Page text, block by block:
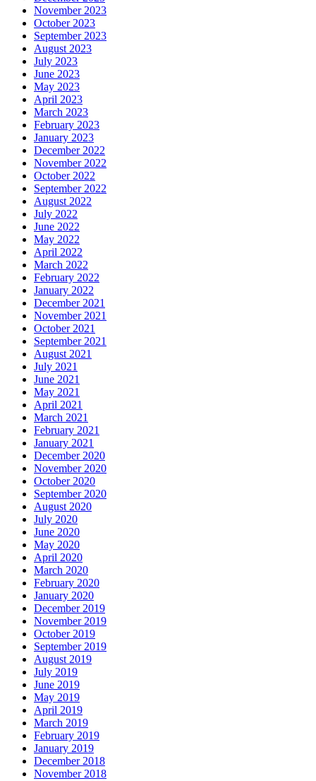
November 2023
October 2023
September 2023
August 2023
July 2023
June 2023
May 2023
April 2023
March 2023
February 2023
January 2023
December 2022
November 2022
October 2022
September 2022
August 2022
July 2022
June 2022
May 2022
April 2022
March 2022
February 2022
January 2022
December 2021
November 2021
October 2021
September 2021
August 2021
July 2021
June 2021
May 2021
April 2021
March 2021
February 2021
January 2021
December 2020
November 2020
October 2020
September 2020
August 2020
July 2020
June 2020
May 2020
April 2020
March 2020
February 2020
January 2020
December 2019
November 2019
October 2019
September 2019
August 2019
July 2019
June 2019
May 2019
April 2019
March 2019
February 2019
January 2019
December 2018
November 2018